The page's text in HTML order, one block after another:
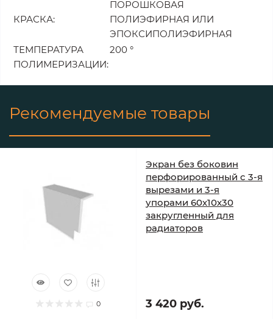
КРАСКА:
ПОРОШКОВАЯ
ПОЛИЭФИРНАЯ ИЛИ
ЭПОКСИПОЛИЭФИРНАЯ
ТЕМПЕРАТУРА
ПОЛИМЕРИЗАЦИИ:
200 °
Рекомендуемые товары
0
Экран без боковин
перфорированный с 3-я
вырезами и 3-я
упорами 60х10х30
закругленный для
радиаторов
3 420 руб.